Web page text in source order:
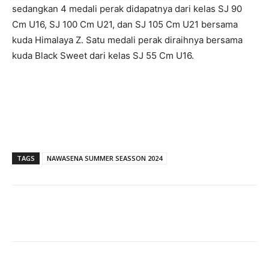
sedangkan 4 medali perak didapatnya dari kelas SJ 90
Cm U16, SJ 100 Cm U21, dan SJ 105 Cm U21 bersama
kuda Himalaya Z. Satu medali perak diraihnya bersama
kuda Black Sweet dari kelas SJ 55 Cm U16.
TAGS NAWASENA SUMMER SEASSON 2024